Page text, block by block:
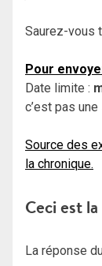
Saurez-vous
Pour
Date limite :
c’est pas
Source des
la chronique.
Ceci est
La réponse